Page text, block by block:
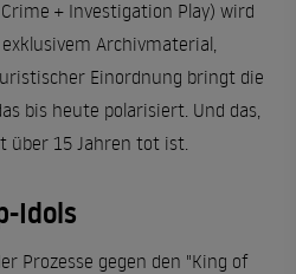
+ Investigation Play) wird
Archivmaterial,
Einordnung bringt die
bis heute polarisiert. Und das,
über 15 Jahren tot ist.
Idols
Prozesse gegen den "King of